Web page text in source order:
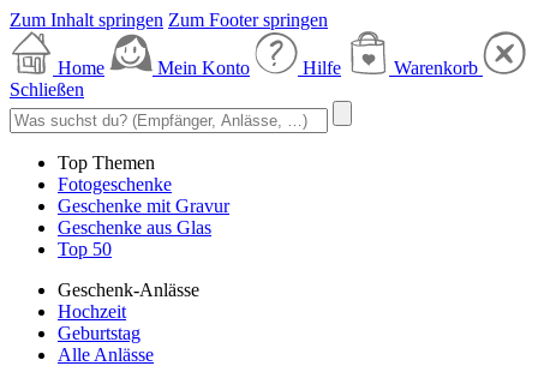
Zum Inhalt springen Zum Footer springen
Home Mein Konto Hilfe
Warenkorb
Schließen
Top Themen
Fotogeschenke
Geschenke mit Gravur
Geschenke aus Glas
Top 50
Geschenk-Anlässe
Hochzeit
Geburtstag
Alle Anlässe